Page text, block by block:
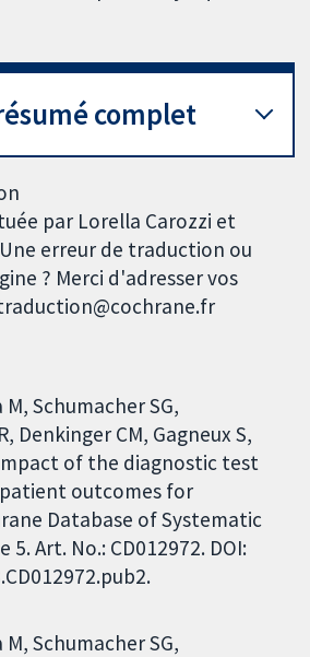
complet
par Lorella Carozzi et
erreur de traduction ou
? Merci d'adresser vos
Schumacher SG,
Denkinger CM, Gagneux S,
Impact of the diagnostic test
outcomes for
Database of Systematic
5. Art. No.: CD012972. DOI:
M Schumacher SG